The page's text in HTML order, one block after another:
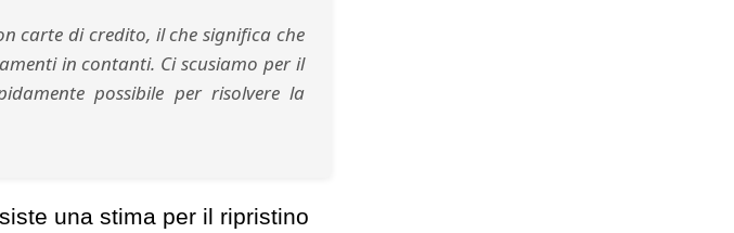
carte di credito, il che significa che
in contanti. Ci scusiamo per il
possibile per risolvere la
una stima per il ripristino